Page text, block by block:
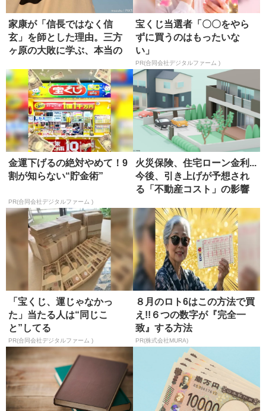
家康が「信長ではなく信
玄」を師とした理由。三方
ヶ原の大敗に学ぶ、本当の
宝くじ当選者「〇〇をやら
ずに買うのはもったいな
い」
PR(合同会社デジタルファーム )
金運下げるの絶対やめて！9
割が知らない“貯金術”
PR(合同会社デジタルファーム )
火災保険、住宅ローン金利...
今後、引き上げが予想され
る「不動産コスト」の影響
「宝くじ、運じゃなかっ
た」当たる人は“同じこ
と”してる
PR(合同会社デジタルファーム )
８月のロト6はこの方法で買
え!!６つの数字が『完全一
致』する方法
PR(株式会社MURA)